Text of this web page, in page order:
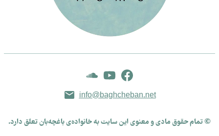
info@baghcheban.net
© تمام حقوق مادی و معنوی این سایت به خانواده‌ی باغچه‌بان تعلق دارد.